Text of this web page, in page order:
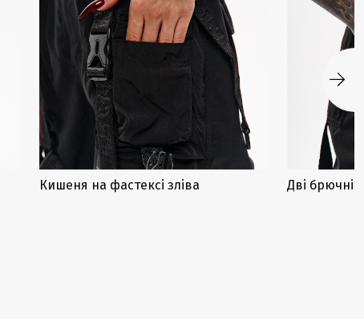
Кишеня на фастексі зліва Дві брючні